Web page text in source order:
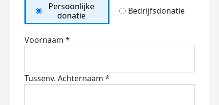
Persoonlijke
donatie
Bedrijfsdonatie
Voornaam *
Tussenv. Achternaam *